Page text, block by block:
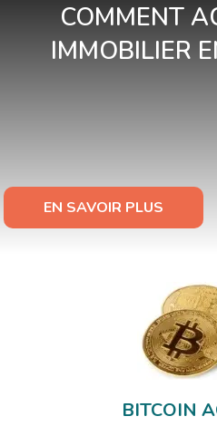
COMMENT
IMMOBILIER
EN SAVOIR PLUS
BITCOIN